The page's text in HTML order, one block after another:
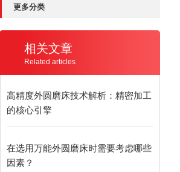
更多分类
相关文章
Related articles
高精度外圆磨床技术解析：精密加工
的核心引擎
在选用万能外圆磨床时需要考虑哪些
因素？